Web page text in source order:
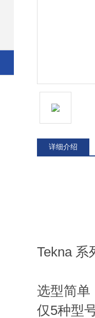
详细介绍
Tekna 系
选型简单
仅5种型